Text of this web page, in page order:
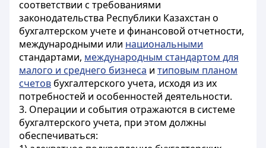
соответствии с требованиями
законодательства Республики Казахстан о
бухгалтерском учете и финансовой отчетности,
международными или национальными
стандартами, международным стандартом для
малого и среднего бизнеса и типовым планом
счетов бухгалтерского учета, исходя из их
потребностей и особенностей деятельности.
3. Операции и события отражаются в системе
бухгалтерского учета, при этом должны
обеспечиваться: